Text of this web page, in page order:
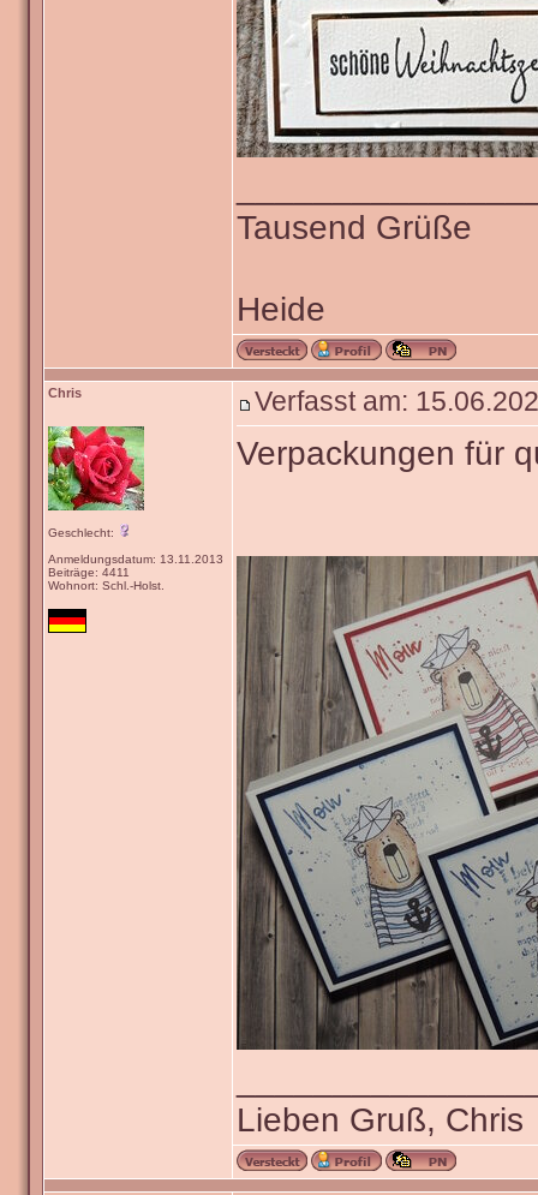
Tausend Grüße
Heide
Chris
Geschlecht:
Anmeldungsdatum: 13.11.2013
Beiträge: 4411
Wohnort: Schl.-Holst.
Verfasst am:
Verpackungen für
Lieben Gruß, Chris